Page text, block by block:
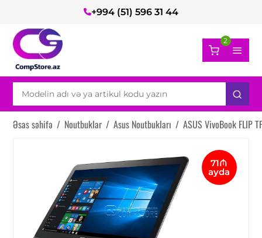
+994 (51) 596 31 44
2
Əsas səhifə / Noutbuklar / Asus Noutbukları / ASUS VivoBook FLIP
71₼
ayda